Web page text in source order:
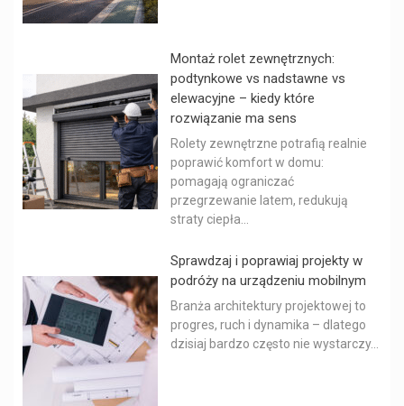
Montaż rolet zewnętrznych:
podtynkowe vs nadstawne vs
elewacyjne – kiedy które
rozwiązanie ma sens
Rolety zewnętrzne potrafią realnie
poprawić komfort w domu:
pomagają ograniczać
przegrzewanie latem, redukują
straty ciepła...
Sprawdzaj i poprawiaj projekty w
podróży na urządzeniu mobilnym
Branża architektury projektowej to
progres, ruch i dynamika – dlatego
dzisiaj bardzo często nie wystarczy...